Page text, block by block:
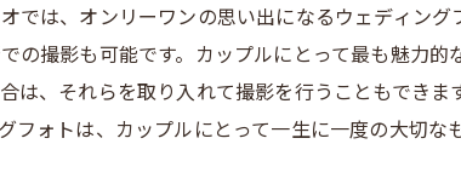
では、オンリーワンの思い出になるウェディン
の撮影も可能です。カップルにとって最も魅力
は、それらを取り入れて撮影を行うこともでき
フォトは、カップルにとって一生に一度の大切